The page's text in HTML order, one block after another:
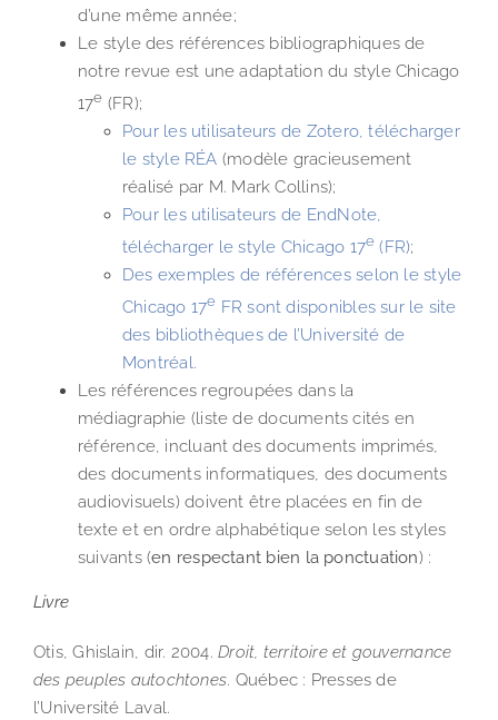
d’une même année;
Le style des références bibliographiques de
notre revue est une adaptation du style Chicago
17e (FR);
Pour les utilisateurs de Zotero, télécharger
le style RÉA (modèle gracieusement
réalisé par M. Mark Collins);
Pour les utilisateurs de EndNote,
télécharger le style Chicago 17e (FR);
Des exemples de références selon le style
Chicago 17e FR sont disponibles sur le site
des bibliothèques de l’Université de
Montréal.
Les références regroupées dans la
médiagraphie (liste de documents cités en
référence, incluant des documents imprimés,
des documents informatiques, des documents
audiovisuels) doivent être placées en fin de
texte et en ordre alphabétique selon les styles
suivants (en respectant bien la ponctuation) :
Livre
Otis, Ghislain, dir. 2004.Droit, territoire et gouvernance
des peuples autochtones. Québec : Presses de
l’Université Laval.